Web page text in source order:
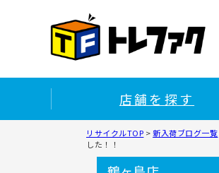
店舗を探す
リサイクルTOP >新入荷ブログ一覧
した！！